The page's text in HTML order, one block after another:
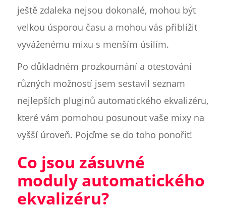
ještě zdaleka nejsou dokonalé, mohou být
velkou úsporou času a mohou vás přiblížit
vyváženému mixu s menším úsilím.
Po důkladném prozkoumání a otestování
různých možností jsem sestavil seznam
nejlepších pluginů automatického ekvalizéru,
které vám pomohou posunout vaše mixy na
vyšší úroveň. Pojďme se do toho ponořit!
Co jsou zásuvné
moduly automatického
ekvalizéru?